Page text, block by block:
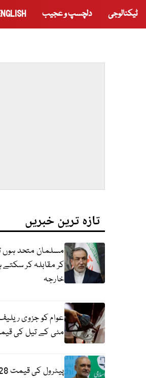
ٹیکنالوجی دلچسپ و عجیب
تازہ ترین خبریں
مسلمان متحد ہوں
کر مقابلہ کر سکتے
خارجہ
عوام کو جزوی
مٹی کے تیل کی